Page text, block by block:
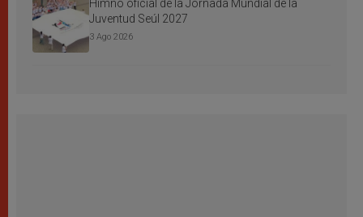
Himno oficial de la Jornada Mundial de la
Juventud Seúl 2027
3 Ago 2026